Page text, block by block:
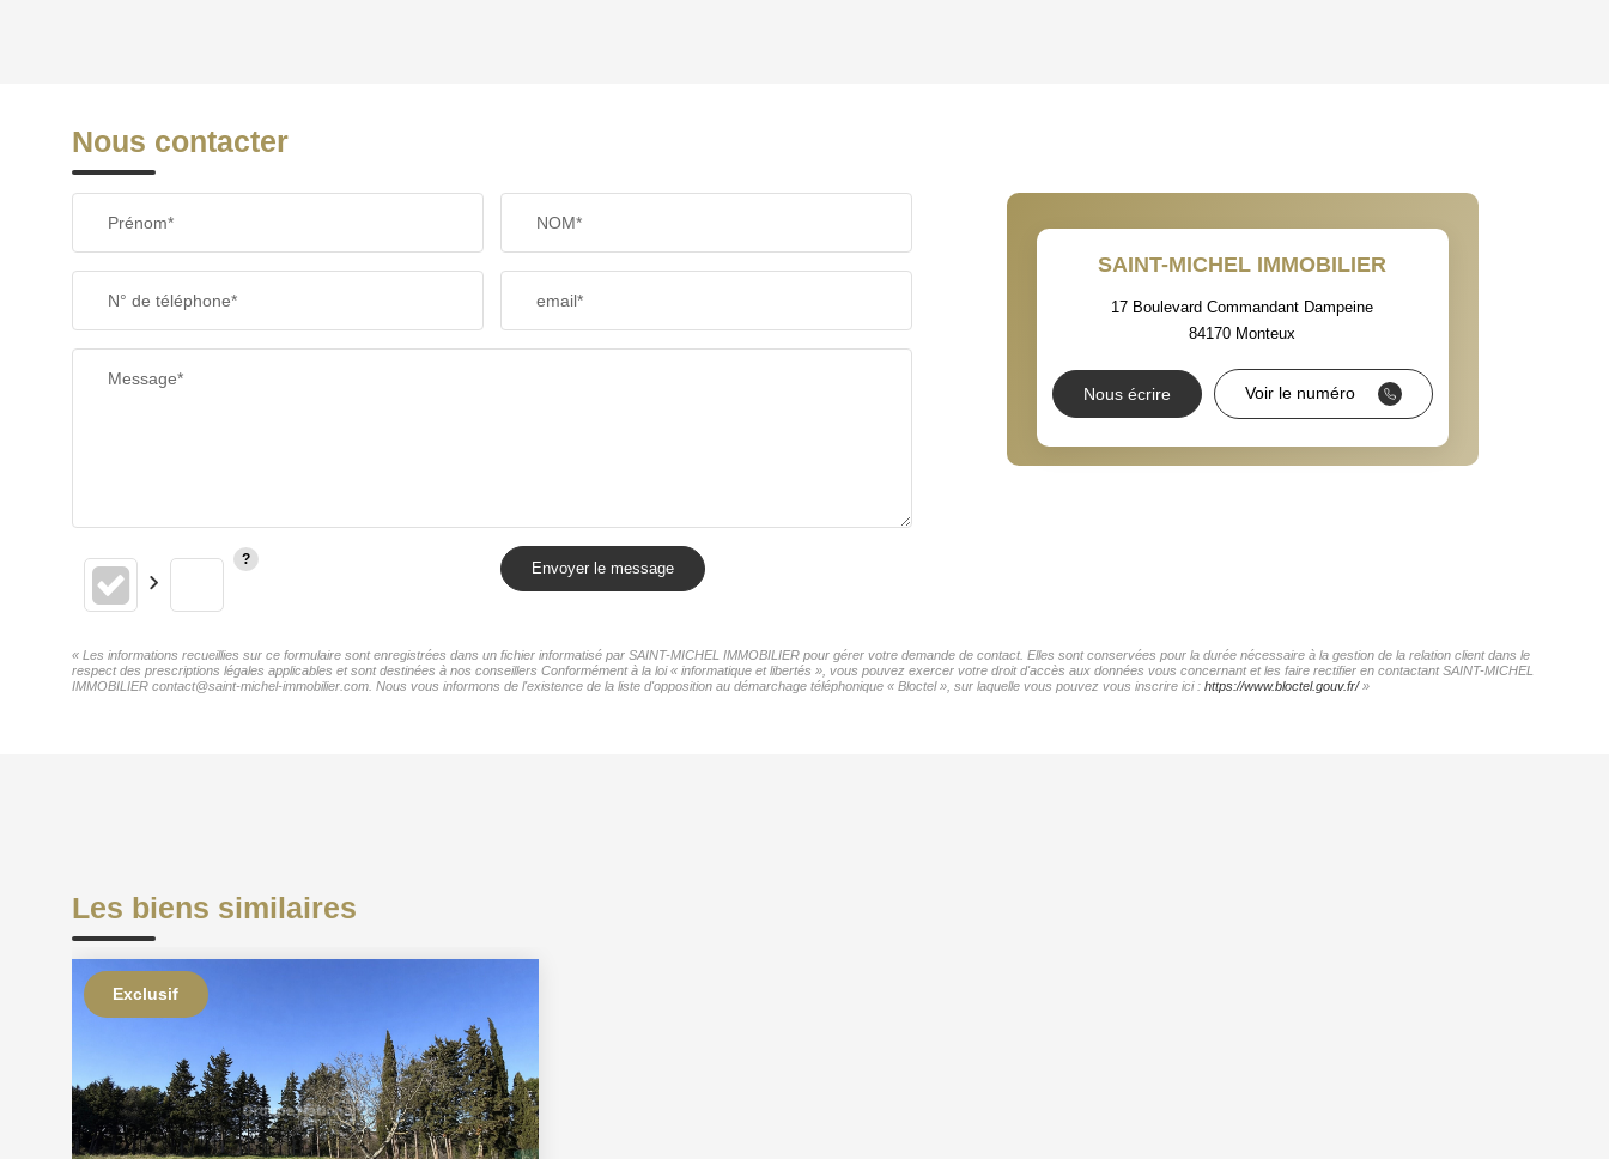
TAXE FONCIÈRE
ECOLES ET CRÈCHES
RESTAURANTS ET CAFÉS COMMERCES
Nous contacter
Prénom* NOM*
N° de téléphone* email*
Message*
Envoyer le message
SAINT-MICHEL IMMOBILIER
17 Boulevard Commandant Dampeine
84170 Monteux
Nous écrire Voir le numéro
« Les informations recueillies sur ce formulaire sont enregistrées dans un fichier informatisé par SAINT-MICHEL IMMOBILIER pour gérer votre demande de contact. Elles sont conservées pour la durée nécessaire à la gestion de la relation client dans le
respect des prescriptions légales applicables et sont destinées à nos conseillers Conformément à la loi « informatique et libertés », vous pouvez exercer votre droit d'accès aux données vous concernant et les faire rectifier en contactant SAINT-MICHEL
IMMOBILIER contact@saint-michel-immobilier.com. Nous vous informons de l'existence de la liste d'opposition au démarchage téléphonique « Bloctel », sur laquelle vous pouvez vous inscrire ici : https://www.bloctel.gouv.fr/»
Les biens similaires
Exclusif